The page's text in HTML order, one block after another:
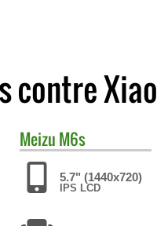
contre
Meizu M6s
5.7" (1440x720)
IPS LCD